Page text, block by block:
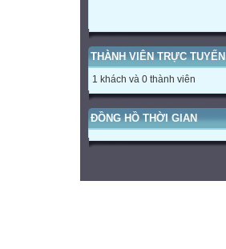
THÀNH VIÊN TRỰC TUYẾN
1 khách và 0 thành viên
ĐỒNG HỒ THỜI GIAN